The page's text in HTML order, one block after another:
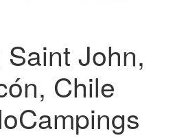
John,
Chile